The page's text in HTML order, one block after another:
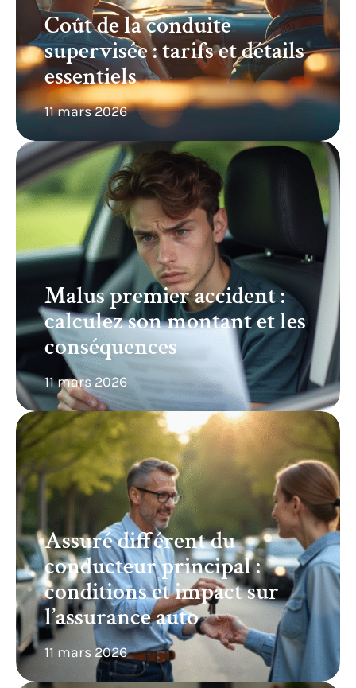
Coût de la conduite
supervisée : tarifs et détails
essentiels
11 mars 2026
Malus premier accident :
calculez son montant et les
conséquences
11 mars 2026
Assuré différent du
conducteur principal :
conditions et impact sur
l’assurance auto
11 mars 2026